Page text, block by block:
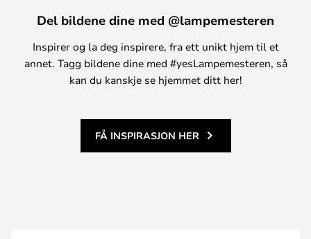
Del bildene dine med @lampemesteren
Inspirer og la deg inspirere, fra ett unikt hjem til et
annet. Tagg bildene dine med #yesLampemesteren, så
kan du kanskje se hjemmet ditt her!
FÅ INSPIRASJON HER